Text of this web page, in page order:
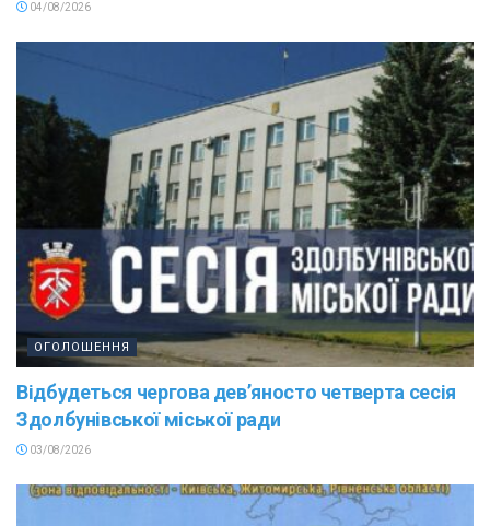
04/08/2026
ОГОЛОШЕННЯ
Відбудеться чергова дев’яносто четверта сесія
Здолбунівської міської ради
03/08/2026